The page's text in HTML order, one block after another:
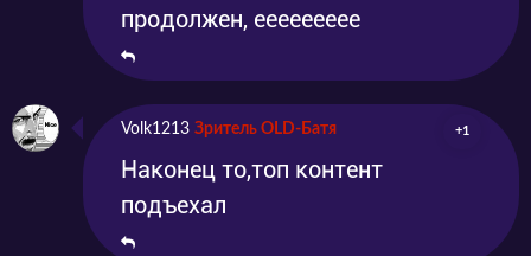
продолжен, еееееееее
Volk1213 Зритель OLD-Батя +1
Наконец то,топ контент
подъехал